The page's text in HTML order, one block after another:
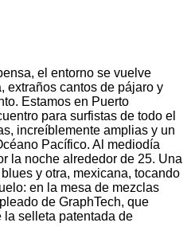
el entorno se vuelve
extraños cantos de pájaro y
Estamos en Puerto
para surfistas de todo el
increíblemente amplias y un
Pacífico. Al mediodía
la noche alrededor de 25. Una
y otra, mexicana, tocando
en la mesa de mezclas
de GraphTech, que
selleta patentada de